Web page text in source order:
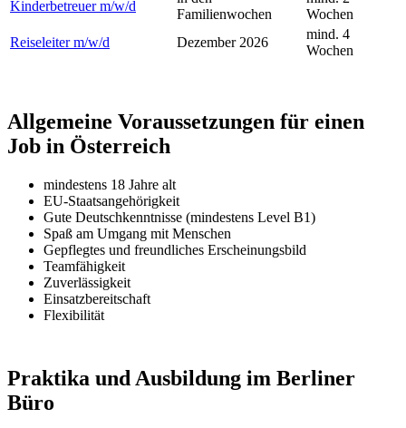
Kinderbetreuerm/w/d
Familienwochen
Wochen
Reiseleiterm/w/d Dezember 2026
mind. 4
Wochen
Allgemeine Voraussetzungen für einen
Job in Österreich
mindestens 18 Jahre alt
EU-Staatsangehörigkeit
Gute Deutschkenntnisse (mindestens Level B1)
Spaß am Umgang mit Menschen
Gepflegtes und freundliches Erscheinungsbild
Teamfähigkeit
Zuverlässigkeit
Einsatzbereitschaft
Flexibilität
Praktika und Ausbildung im Berliner
Büro